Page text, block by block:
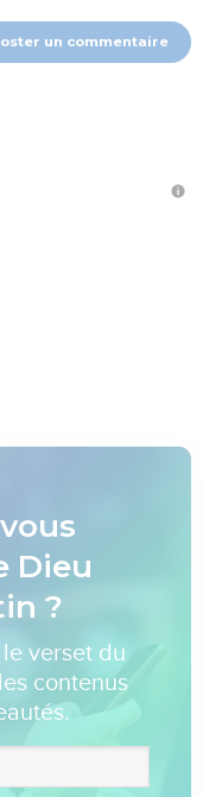
un commentaire
Dieu
?
verset du
contenus